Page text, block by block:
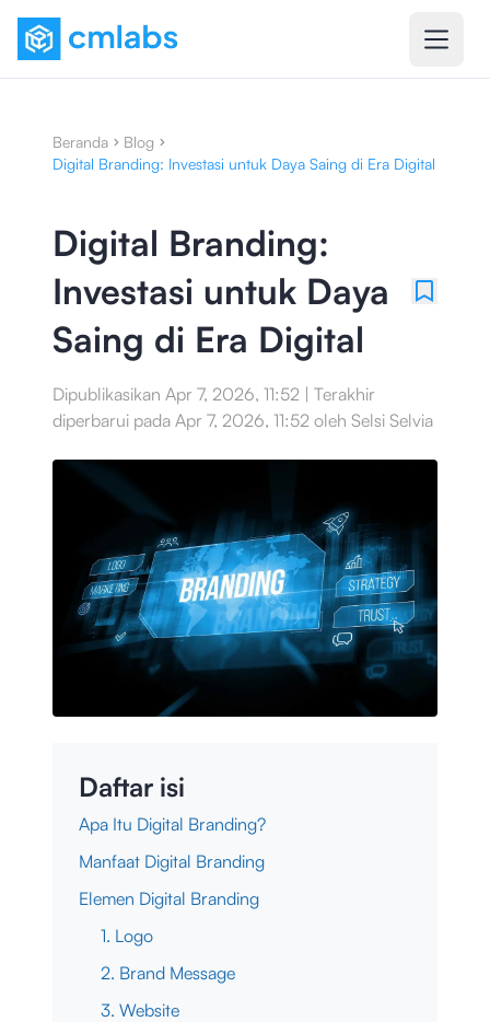
Beranda
Blog
Digital Branding: Investasi untuk Daya Saing di Era Digital
Digital Branding:
Investasi untuk Daya
Saing di Era Digital
Dipublikasikan Apr 7, 2026, 11:52 | Terakhir
diperbarui pada Apr 7, 2026, 11:52 oleh Selsi Selvia
Daftar isi
Apa Itu Digital Branding?
Manfaat Digital Branding
Elemen Digital Branding
1. Logo
2. Brand Message
3. Website